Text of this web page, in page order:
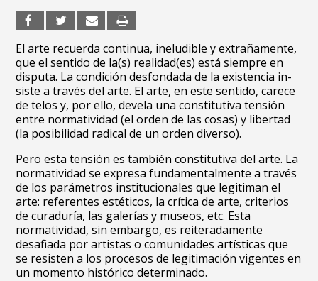
El arte recuerda continua, ineludible y extrañamente,
que el sentido de la(s) realidad(es) está siempre en
disputa. La condición desfondada de la existencia in-
siste a través del arte. El arte, en este sentido, carece
de telos y, por ello, devela una constitutiva tensión
entre normatividad (el orden de las cosas) y libertad
(la posibilidad radical de un orden diverso).
Pero esta tensión es también constitutiva del arte. La
normatividad se expresa fundamentalmente a través
de los parámetros institucionales que legitiman el
arte: referentes estéticos, la crítica de arte, criterios
de curaduría, las galerías y museos, etc. Esta
normatividad, sin embargo, es reiteradamente
desafiada por artistas o comunidades artísticas que
se resisten a los procesos de legitimación vigentes en
un momento histórico determinado.